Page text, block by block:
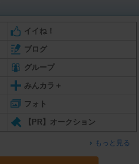
イイね！
ブログ
グループ
みんカラ＋
フォト
【PR】オークション
もっと見る